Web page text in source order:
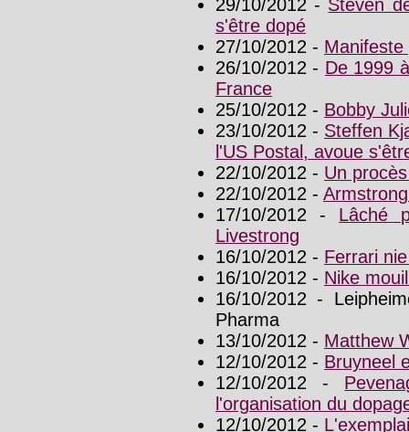
29/10/2012 - Steven
s'être dopé
27/10/2012 -
26/10/2012 - De 1999
France
25/10/2012 - Bobby
23/10/2012 - Steffen
l'US Postal, avoue
22/10/2012 - Un
22/10/2012 -
17/10/2012 - Lâché
Livestrong
16/10/2012 - Ferrari
16/10/2012 - Nike
16/10/2012 -
Pharma
13/10/2012 - Matthew
12/10/2012 - Bruyneel
12/10/2012 -
l'organisation du
12/10/2012 -